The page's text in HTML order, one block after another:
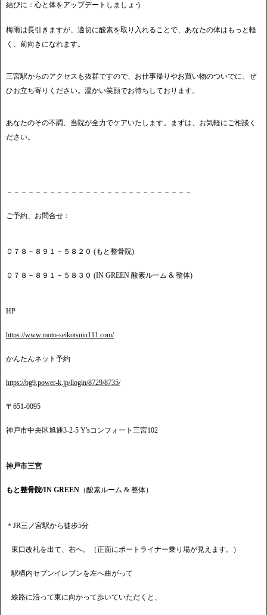
結びに：心と体をアップデートしましょう
梅雨は長引きますが、適切に酸素を取り入れることで、あなたの体はもっと軽
く、前向きになれます。
三宮駅からのアクセスも抜群ですので、お仕事帰りやお買い物のついでに、ぜ
ひお立ち寄りください。温かい笑顔でお待ちしております。
あなたのその不調、当院が全力でケアいたします。まずは、お気軽にご相談く
ださい。
－－－－－－－－－－－－－－－－－－－－－－－－－－
ご予約、お問合せ：
０７８－８９１－５８２０ (もと整骨院)
０７８－８９１－５８３０ (IN GREEN 酸素ルーム & 整体)
HP
https://www.moto-seikotsuin111.com/
かんたんネット予約
https://bg9.power-k.jp/llogin/8729/8735/
〒651-0095
神戸市中央区旭通3-2-5 Y'sコンフォート三宮102
神戸市三宮
もと整骨院/IN GREEN （酸素ルーム & 整体）
＊JR三ノ宮駅から徒歩5分
東口改札を出て、右へ。（正面にポートライナー乗り場が見えます。）
駅構内セブンイレブンを左へ曲がって
線路に沿って東に向かって歩いていただくと、